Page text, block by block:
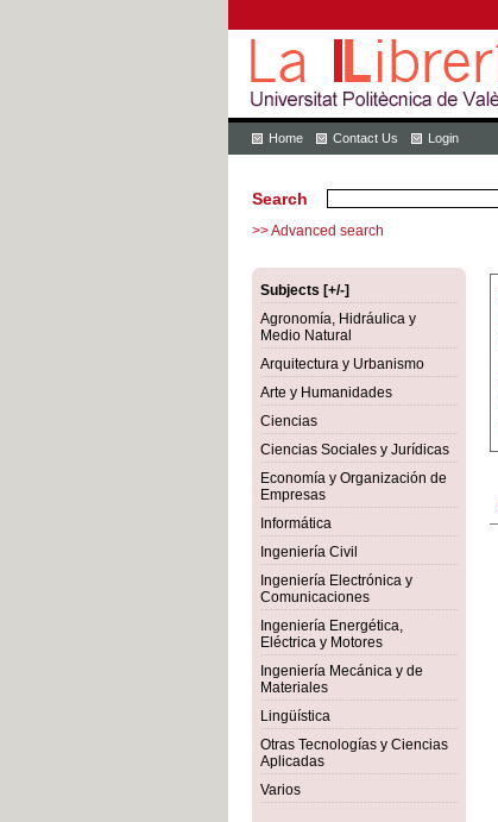
Home Contact Us Login
Search
>> Advanced search
Subjects [+/-]
Agronomía, Hidráulica y
Medio Natural
Arquitectura y Urbanismo
Arte y Humanidades
Ciencias
Ciencias Sociales y Jurídicas
Economía y Organización de
Empresas
Informática
Ingeniería Civil
Ingeniería Electrónica y
Comunicaciones
Ingeniería Energética,
Eléctrica y Motores
Ingeniería Mecánica y de
Materiales
Lingüística
Otras Tecnologías y Ciencias
Aplicadas
Varios